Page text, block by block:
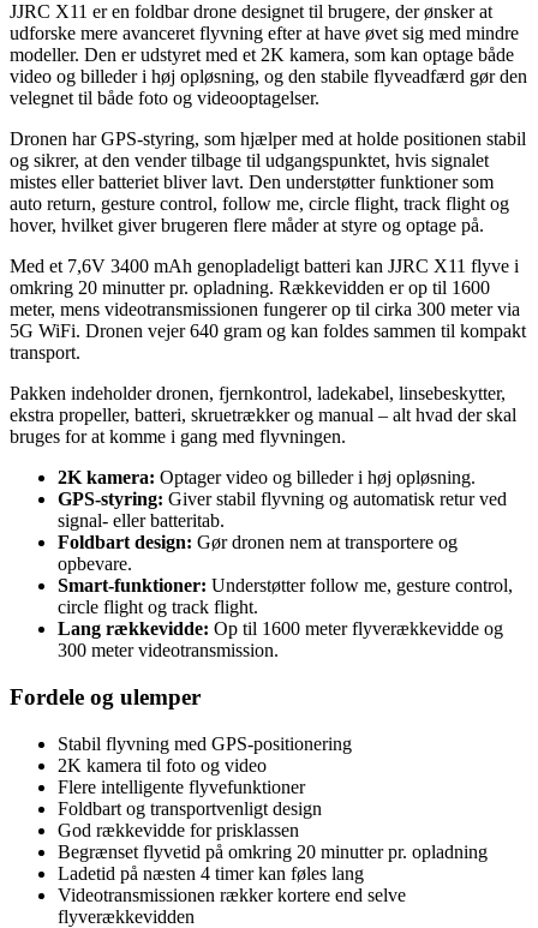
JJRC X11 er en foldbar drone designet til brugere, der ønsker at
udforske mere avanceret flyvning efter at have øvet sig med mindre
modeller. Den er udstyret med et 2K kamera, som kan optage både
video og billeder i høj opløsning, og den stabile flyveadfærd gør den
velegnet til både foto og videooptagelser.
Dronen har GPS-styring, som hjælper med at holde positionen stabil
og sikrer, at den vender tilbage til udgangspunktet, hvis signalet
mistes eller batteriet bliver lavt. Den understøtter funktioner som
auto return, gesture control, follow me, circle flight, track flight og
hover, hvilket giver brugeren flere måder at styre og optage på.
Med et 7,6V 3400 mAh genopladeligt batteri kan JJRC X11 flyve i
omkring 20 minutter pr. opladning. Rækkevidden er op til 1600
meter, mens videotransmissionen fungerer op til cirka 300 meter via
5G WiFi. Dronen vejer 640 gram og kan foldes sammen til kompakt
transport.
Pakken indeholder dronen, fjernkontrol, ladekabel, linsebeskytter,
ekstra propeller, batteri, skruetrækker og manual – alt hvad der skal
bruges for at komme i gang med flyvningen.
2K kamera: Optager video og billeder i høj opløsning.
GPS-styring: Giver stabil flyvning og automatisk retur ved
signal- eller batteritab.
Foldbart design: Gør dronen nem at transportere og
opbevare.
Smart-funktioner: Understøtter follow me, gesture control,
circle flight og track flight.
Lang rækkevidde: Op til 1600 meter flyverækkevidde og
300 meter videotransmission.
Fordele og ulemper
Stabil flyvning med GPS-positionering
2K kamera til foto og video
Flere intelligente flyvefunktioner
Foldbart og transportvenligt design
God rækkevidde for prisklassen
Begrænset flyvetid på omkring 20 minutter pr. opladning
Ladetid på næsten 4 timer kan føles lang
Videotransmissionen rækker kortere end selve
flyverækkevidden